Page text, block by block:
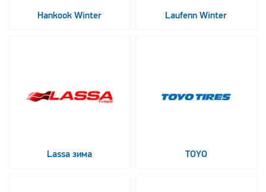
Hankook Winter Laufenn Winter
Lassa зима TOYO